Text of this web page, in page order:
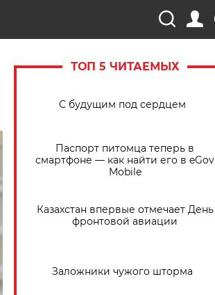
ТОП 5 ЧИТАЕМЫХ
С будущим под сердцем
Паспорт питомца теперь в
смартфоне — как найти его в eGov
Mobile
Казахстан впервые отмечает День
фронтовой авиации
Заложники чужого шторма